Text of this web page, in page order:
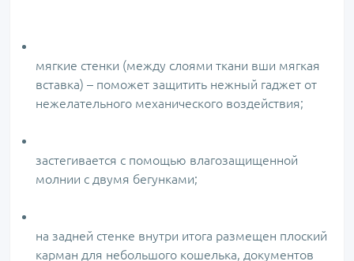
мягкие стенки (между слоями ткани вши мягкая
вставка) – поможет защитить нежный гаджет от
нежелательного механического воздействия;
застегивается с помощью влагозащищенной
молнии с двумя бегунками;
на задней стенке внутри итога размещен плоский
карман для небольшого кошелька, документов